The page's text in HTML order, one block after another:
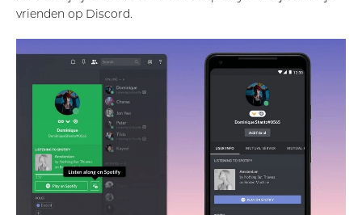
vrienden op Discord.